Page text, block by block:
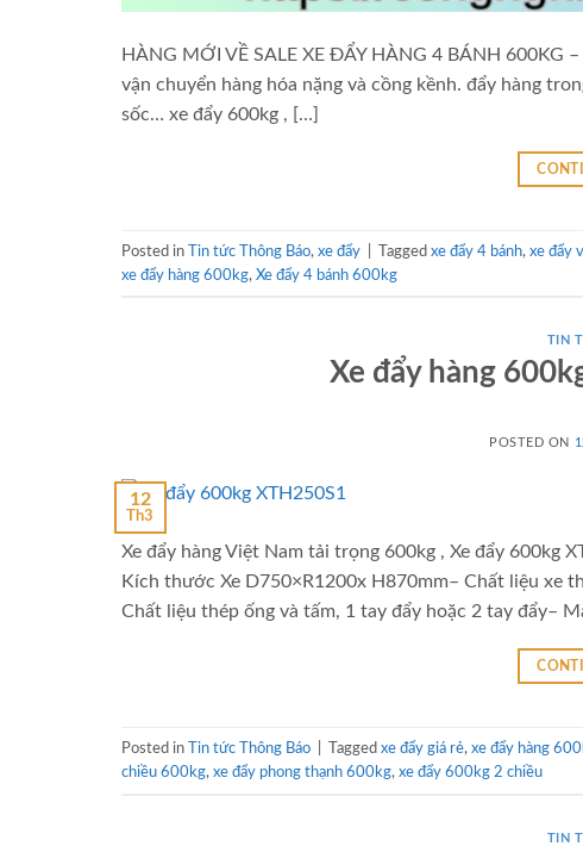
HÀNG MỚI VỀ SALE XE ĐẨY HÀNG 4 BÁNH 600KG
vận chuyển hàng hóa nặng và cồng kềnh. đẩy hàng
sốc… xe đẩy 600kg , […]
Posted in Tin tức Thông Báo, xe đẩy Tagged xe đẩy 4 bánh, xe đẩy
xe đẩy hàng 600kg, Xe đẩy 4 bánh 600kg
TIN
Xe đẩy hàng
POSTED ON
12
Th3
Xe đẩy hàng Việt Nam tải trọng 600kg , Xe đẩy 600kg
Kích thước Xe D750×R1200x H870mm– Chất liệu xe
Chất liệu thép ống và tấm, 1 tay đẩy hoặc 2 tay đẩy–
Posted in Tin tức Thông Báo Tagged xe đẩy giá rẻ, xe đẩy hàng
chiều 600kg, xe đẩy phong thạnh 600kg, xe đẩy 600kg 2 chiều
TIN